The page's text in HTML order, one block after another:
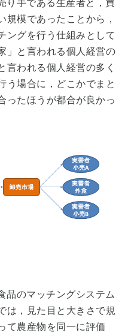
り手である生産者と，買
規模であったことから，
ングを行う仕組みとして
」と言われる個人経営の
言われる個人経営の多く
う場合に，どこかでまと
ったほうが都合が良かっ
品のマッチングシステム
は，見た目と大きさで規
て農産物を同一に評価